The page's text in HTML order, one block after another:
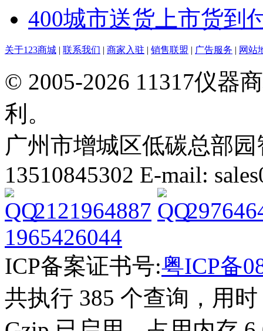
400城市送货上市货到
关于123商城 | 联系我们 | 商家入驻 | 销售联盟 | 广告服务 | 网站
© 2005-2026 11317仪器
利。
广州市增城区低碳总部
13510845302 E-mail:
2121964887
1965426044
ICP备案证书号:粤ICP备
共执行 385 个查询，用